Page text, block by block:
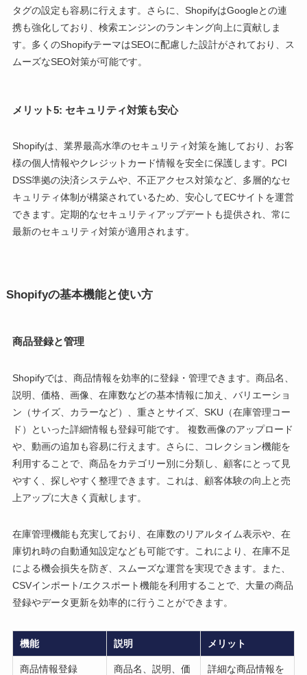
タグの設定も容易に行えます。さらに、ShopifyはGoogleとの連
携も強化しており、検索エンジンのランキング向上に貢献しま
す。多くのShopifyテーマはSEOに配慮した設計がされており、ス
ムーズなSEO対策が可能です。
メリット5: セキュリティ対策も安心
Shopifyは、業界最高水準のセキュリティ対策を施しており、お客
様の個人情報やクレジットカード情報を安全に保護します。PCI
DSS準拠の決済システムや、不正アクセス対策など、多層的なセ
キュリティ体制が構築されているため、安心してECサイトを運営
できます。定期的なセキュリティアップデートも提供され、常に
最新のセキュリティ対策が適用されます。
Shopifyの基本機能と使い方
商品登録と管理
Shopifyでは、商品情報を効率的に登録・管理できます。商品名、
説明、価格、画像、在庫数などの基本情報に加え、バリエーショ
ン（サイズ、カラーなど）、重さとサイズ、SKU（在庫管理コー
ド）といった詳細情報も登録可能です。 複数画像のアップロード
や、動画の追加も容易に行えます。さらに、コレクション機能を
利用することで、商品をカテゴリー別に分類し、顧客にとって見
やすく、探しやすく整理できます。これは、顧客体験の向上と売
上アップに大きく貢献します。
在庫管理機能も充実しており、在庫数のリアルタイム表示や、在
庫切れ時の自動通知設定なども可能です。これにより、在庫不足
による機会損失を防ぎ、スムーズな運営を実現できます。また、
CSVインポート/エクスポート機能を利用することで、大量の商品
登録やデータ更新を効率的に行うことができます。
機能 説明 メリット
商品情報登録
商品名、説明、価
詳細な商品情報を